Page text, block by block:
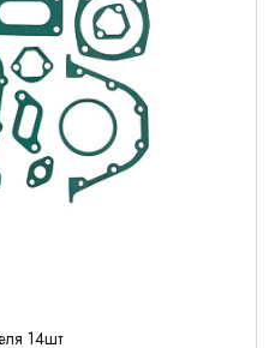
14шт